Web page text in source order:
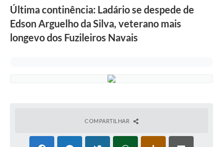
Cultura
Nossa Cidade
Notícias
Última continência: Ladário se despede de
Edson Arguelho da Silva, veterano mais
longevo dos Fuzileiros Navais
COMPARTILHAR